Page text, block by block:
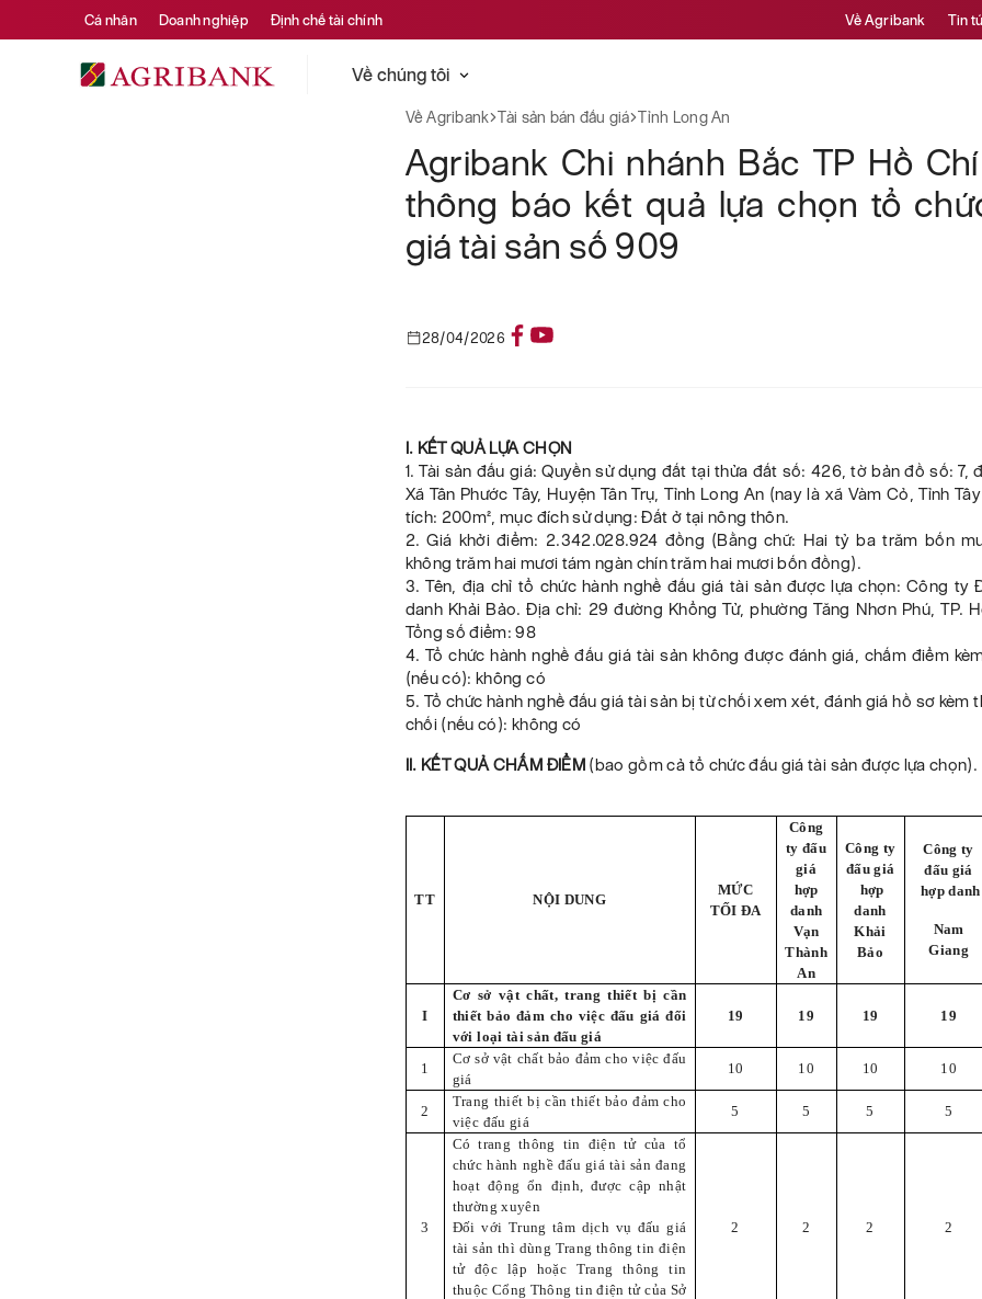
Cá nhân Doanh nghiệp Định chế tài chính Về Agribank Tin
Về chúng tôi
Về Agribank Tài sản bán đấu giá Tỉnh Long An
Agribank Chi nhánh Bắc TP Hồ
thông báo kết quả lựa chọn tổ
giá tài sản số 909
28/04/2026
I. KẾT QUẢ LỰA CHỌN
1. Tài sản đấu giá: Quyền sử dụng đất tại thửa đất số: 426, tờ bản đồ số: 7,
Xã Tân Phước Tây, Huyện Tân Trụ, Tỉnh Long An (nay là xã Vàm Cỏ, Tỉnh
tích: 200m², mục đích sử dụng: Đất ở tại nông thôn.
2. Giá khởi điểm: 2.342.028.924 đồng (Bằng chữ: Hai tỷ ba trăm bốn
không trăm hai mươi tám ngàn chín trăm hai mươi bốn đồng).
3. Tên, địa chỉ tổ chức hành nghề đấu giá tài sản được lựa chọn: Công ty
danh Khải Bảo. Địa chỉ: 29 đường Khổng Tử, phường Tăng Nhơn Phú, TP.
Tổng số điểm: 98
4. Tổ chức hành nghề đấu giá tài sản không được đánh giá, chấm điểm
(nếu có): không có
5. Tổ chức hành nghề đấu giá tài sản bị từ chối xem xét, đánh giá hồ sơ kèm
chối (nếu có): không có
II. KẾT QUẢ CHẤM ĐIỂM(bao gồm cả tổ chức đấu giá tài sản được lựa chọn).
TT NỘI DUNG
MỨC
TỐI ĐA
Công
ty đấu
giá
hợp
danh
Vạn
Thành
An
Công ty
đấu giá
hợp
danh
Khải
Bảo
Công ty
đấu giá
hợp danh
Nam
Giang
I
Cơ sở vật chất, trang thiết bị cần
thiết bảo đảm cho việc đấu giá đối
với loại tài sản đấu giá
19 19 19 19
1
Cơ sở vật chất bảo đảm cho việc đấu
giá
10 10 10 10
2
Trang thiết bị cần thiết bảo đảm cho
việc đấu giá
5 5 5 5
3
Có trang thông tin điện tử của tổ
chức hành nghề đấu giá tài sản đang
hoạt động ổn định, được cập nhật
thường xuyên
Đối với Trung tâm dịch vụ đấu giá
tài sản thì dùng Trang thông tin điện
tử độc lập hoặc Trang thông tin
thuộc Cổng Thông tin điện tử của Sở
2 2 2 2